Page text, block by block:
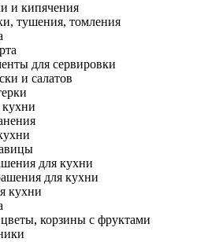
и кипячения
тушения, томления
для сервировки
и салатов
кухни
для кухни
для кухни
кухни
корзины с фруктами